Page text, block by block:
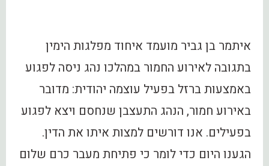
איתמר בן גביר מועמד איחוד מפלגות הימין
בתגובה לאירוע החמור במהלכו נהג ניסה לפגוע
באמצעות ברזל בפעיל עוצמה יהודית: מדובר
באירוע חמור, הנהג התעצבן שנחסם ויצא לפגוע
בפעילים. אנו דורשים למצות איתו את הדין.
הגענו היום כדי לומר כי פתיחת מעבר כרם שלום